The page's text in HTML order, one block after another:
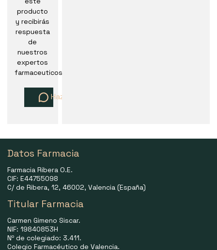
producto
y recibirás
respuesta
de
nuestros
expertos
farmaceuticos
Haz una pregunta
Datos Farmacia
Farmacia Ribera O.E.
CIF: E44755098
C/ de Ribera, 12, 46002, Valencia (España)
Titular Farmacia
Carmen Gimeno Siscar.
NIF: 19840853H
Nº de colegiado: 3.411.
Colegio Farmacéutico de Valencia.